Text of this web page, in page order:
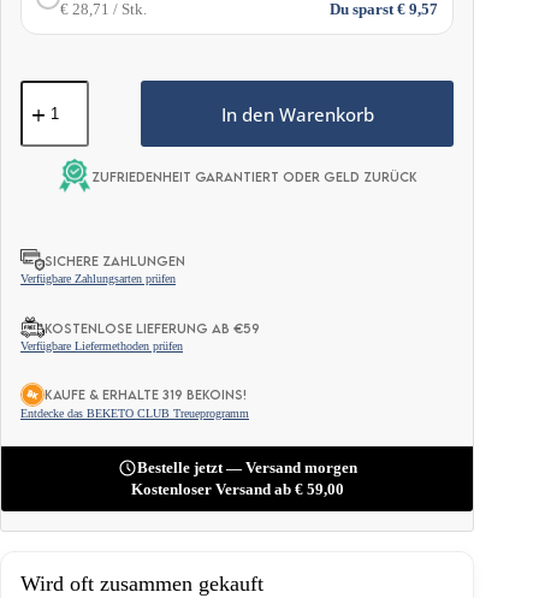
€ 28,71 / Stk. Du sparst€ 9,57
MCT-
Öl
+
1000ML
In den Warenkorb
Zufriedenheit garantiert oder Geld zurück
SICHERE ZAHLUNGEN
Verfügbare Zahlungsarten prüfen
KOSTENLOSE LIEFERUNG AB €59
Verfügbare Liefermethoden prüfen
KAUFE & ERHALTE 319 BEKOINS!
Entdecke das BEKETO CLUB Treueprogramm
Bestelle jetzt — Versand morgen
Kostenloser Versand ab €59,00
Wird oft zusammen gekauft